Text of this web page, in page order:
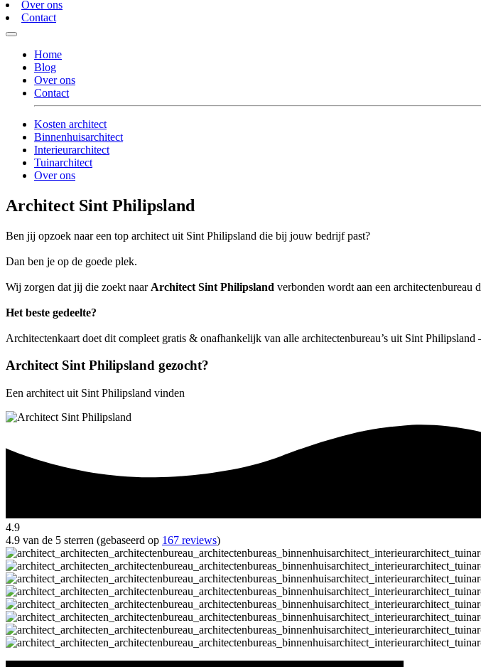
Over ons
Contact
Home
Blog
Over ons
Contact
Kosten architect
Binnenhuisarchitect
Interieurarchitect
Tuinarchitect
Over ons
Architect Sint Philipsland
Ben jij opzoek naar een top architect uit Sint Philipsland die bij jouw bedrijf past?
Dan ben je op de goede plek.
Wij zorgen dat jij die zoekt naar Architect Sint Philipsland verbonden wordt aan een architectenbureau
Het beste gedeelte?
Architectenkaart doet dit compleet gratis & onafhankelijk van alle architectenbureau’s uit Sint Philipsland
Architect Sint Philipsland gezocht?
Een architect uit Sint Philipsland vinden
4.9
4.9 van de 5 sterren (gebaseerd op 167 reviews)